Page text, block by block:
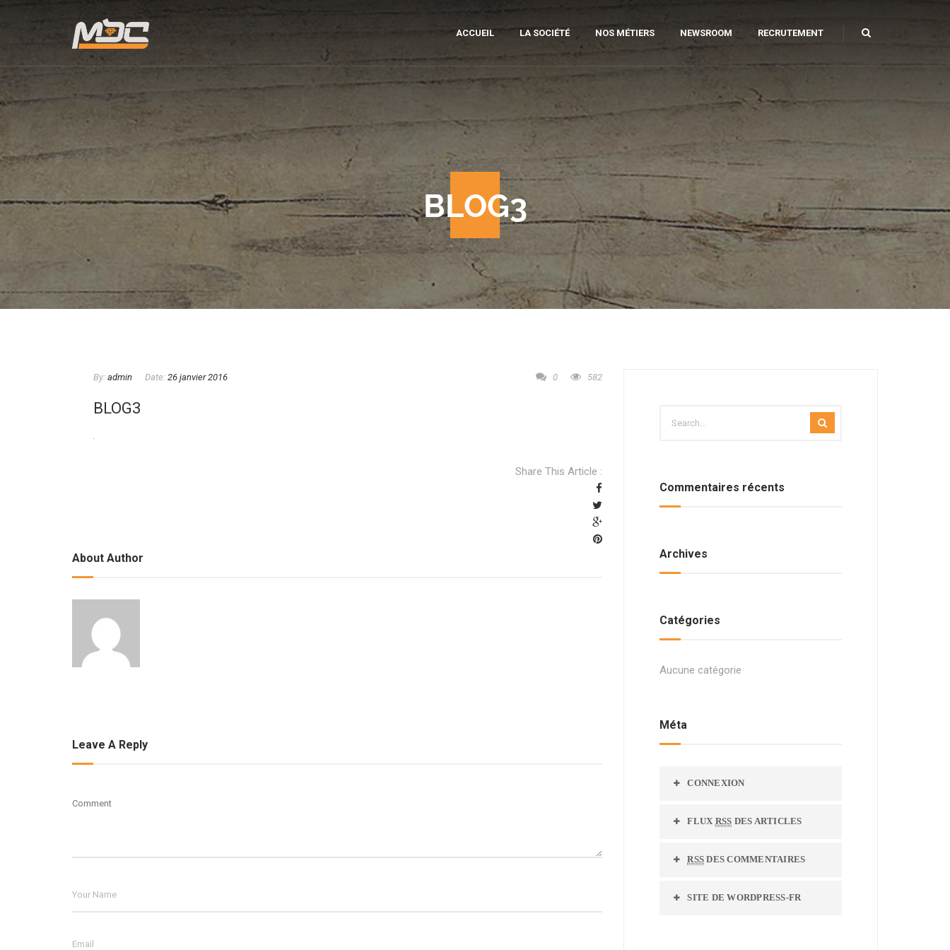
ACCUEIL LA SOCIÉTÉ NOS MÉTIERS
PRÉPARATION DE SOLS
NEWSROOM RECRUTEMENT
BLOG3
By: admin Date: 26 janvier 2016 0 582
BLOG3
Share This Article :
About Author
Leave A Reply
Commentaires récents
Archives
Catégories
Aucune catégorie
Méta
CONNEXION
FLUX RSS DES ARTICLES
RSS DES COMMENTAIRES
SITE DE WORDPRESS-FR